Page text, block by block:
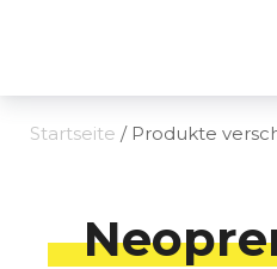
Startseite / Produkte